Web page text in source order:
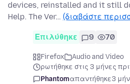
devices, reinstalled and it still
Help. The Ver… (διαβάστε
Επιλύθηκε 9 70
Firefox
Audio and Video
ρωτήθηκε στις 3 μήνες
Phantomαπαντήθηκε3